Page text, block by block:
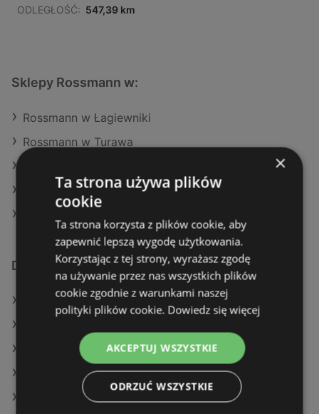
ODLEGŁOŚĆ: 547,39 km
Sklepy Rossmann w:
Rossmann w Łagiewniki
Rossmann w Turawa
Rossmann w Radomyśl Wielki
Dodatkowe łącza
Oferty Rossmann
Oferty Hebe
Aktualne gazetki Hebe
Aktualne gazetki Drogeria Jasmin
×
Ta strona używa plików
cookie
Ta strona korzysta z plików cookie, aby
zapewnić lepszą wygodę użytkowania.
Korzystając z tej strony, wyrażasz zgodę
na używanie przez nas wszystkich plików
cookie zgodnie z warunkami naszej
polityki plików cookie. Dowiedz się więcej
AKCEPTUJ WSZYSTKIE
ODRZUĆ WSZYSTKIE